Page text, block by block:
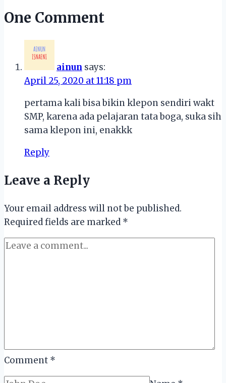
One Comment
ainun says:
April 25, 2020 at 11:18 pm
pertama kali bisa bikin klepon sendiri wakt
SMP, karena ada pelajaran tata boga, suka sih
sama klepon ini, enakkk
Reply
Leave a Reply
Your email address will not be published.
Required fields are marked *
Comment *